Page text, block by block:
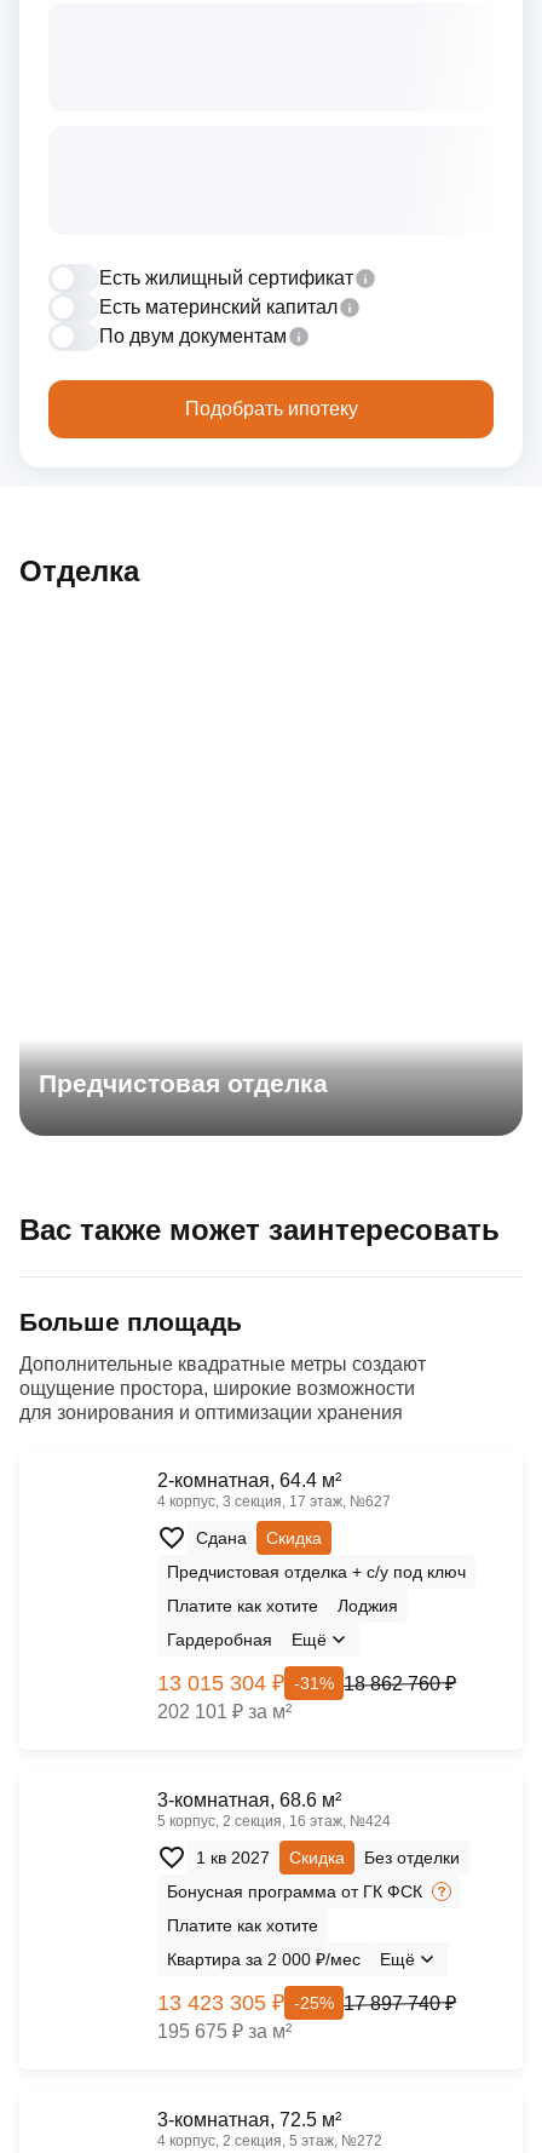
Есть жилищный сертификат
Есть материнский капитал
По двум документам
Подобрать ипотеку
Отделка
Предчистовая отделка
Вас также может заинтересовать
Больше площадь
Дополнительные квадратные метры создают
ощущение простора, широкие возможности
для зонирования и оптимизации хранения
2-комнатная, 64.4 м²
4 корпус, 3 секция, 17 этаж, №627
Сдана
Скидка
Предчистовая отделка + с/у под ключ
Платите как хотите
Лоджия
Гардеробная
Ещё
13 015 304 ₽ -31% 18 862 760 ₽
202 101 ₽ за м²
3-комнатная, 68.6 м²
5 корпус, 2 секция, 16 этаж, №424
1 кв 2027 Скидка
Без отделки
Бонусная программа от ГК ФСК
Платите как хотите
Квартира за 2 000 ₽/мес
Ещё
13 423 305 ₽ -25% 17 897 740 ₽
195 675 ₽ за м²
3-комнатная, 72.5 м²
4 корпус, 2 секция, 5 этаж, №272